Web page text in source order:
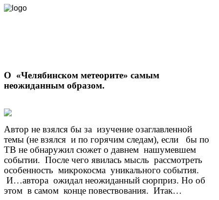
О «Челябинском метеорите» самым
неожиданным образом.
Автор не взялся бы за изучение озаглавленной
темы (не взялся и по горячим следам), если
бы по
ТВ не обнаружил сюжет о давнем нашумевшем
событии. После чего явилась мысль рассмотреть
особенность микрокосма уникального события.
И…автора ожидал неожиданный сюрприз. Но об
этом в самом конце повествования. Итак…